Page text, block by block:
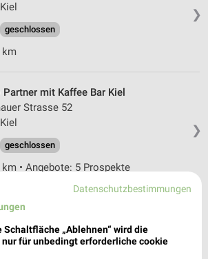
❯
geschlossen
km
❯
Partner mit Kaffee Bar Kiel
Strasse 52
geschlossen
km • Angebote: 5 Prospekte
Lieblingsstücke Kiel
Straße 34
Datenschutzbestimmungen
Schaltfläche „Ablehnen“ wird die
für unbedingt erforderliche cookie